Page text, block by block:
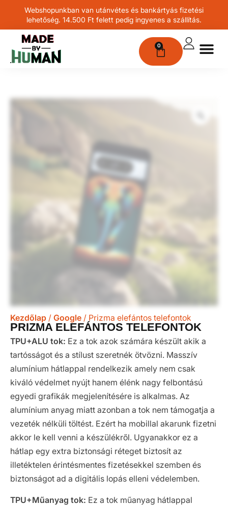
Webshopunkban van utánvétes és bankártyás fizetési
lehetőség. 14.500 Ft felett pedig ingyenes a szállítás.
0
Kezdőlap / Google / Prizma elefántos telefontok
PRIZMA ELEFÁNTOS TELEFONTOK
TPU+ALU tok: Ez a tok azok számára készült akik a
tartósságot és a stílust szeretnék ötvözni. Masszív
alumínium hátlappal rendelkezik amely nem csak
kiváló védelmet nyújt hanem élénk nagy felbontású
egyedi grafikák megjelenítésére is alkalmas. Az
alumínium anyag miatt azonban a tok nem támogatja a
vezeték nélküli töltést. Ezért ha mobillal akarunk fizetni
akkor le kell venni a készülékről. Ugyanakkor ez a
hátlap egy extra biztonsági réteget biztosít az
illetéktelen érintésmentes fizetésekkel szemben és
biztonságot ad a digitális lopás elleni védelemben.
TPU+Műanyag tok: Ez a tok műanyag hátlappal